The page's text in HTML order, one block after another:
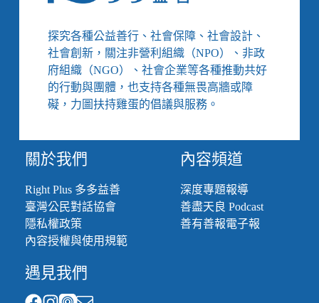
探究各種公益善行、社會保障、社會設計、
社會創新，關注非營利組織（NPO）、非政
府組織（NGO）、社會企業等各種推動共好
的行動與團體，也支持各種無畏高牆或障
礙，力圖扶持雞蛋的倡議與服務。
關於我們
Right Plus 多多益善
臺灣公民對話協會
隱私權政策
內容授權與使用規範
內容頻道
深度專題報導
善盡天良 Podcast
善有善報電子報
遇見我們